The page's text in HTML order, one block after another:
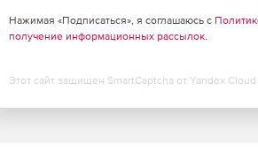
такие как GS1-128.
профессиональным приложением для
передачей в печать посредством
Нажимая «Подписаться», я соглашаюсь с
получение информационных рассылок.
Этот сайт защищен SmartCaptcha от Yandex Cloud